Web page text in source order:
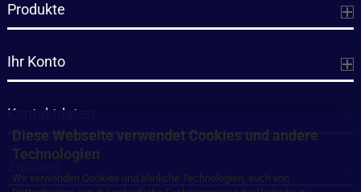
Diese Webseite verwendet Cookies und andere
Technologien
Wir verwenden Cookies und ähnliche Technologien, auch von
Produkte
Ihr Konto
Kontaktdaten